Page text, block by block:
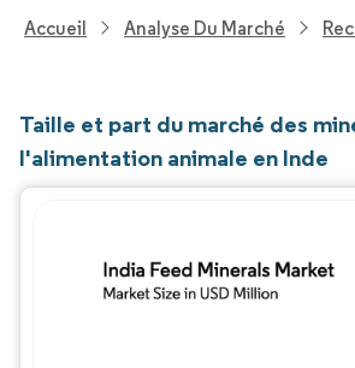
Accueil Analyse Du Marché
Taille et part du marché des
l'alimentation animale en Inde